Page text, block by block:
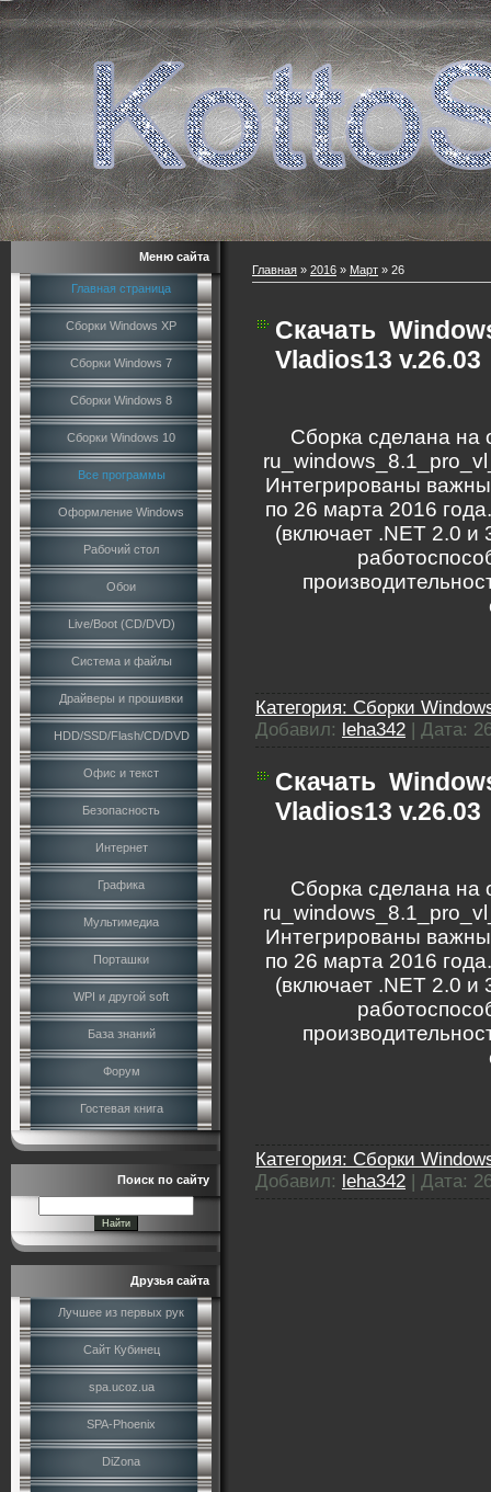
Меню сайта
Главная страница
Сборки Windows XP
Сборки Windows 7
Сборки Windows 8
Сборки Windows 10
Все программы
Оформление Windows
Рабочий стол
Обои
Live/Boot (CD/DVD)
Система и файлы
Драйверы и прошивки
HDD/SSD/Flash/CD/DVD
Офис и текст
Безопасность
Интернет
Графика
Мультимедиа
Порташки
WPI и другой soft
База знаний
Форум
Гостевая книга
Поиск по сайту
Друзья сайта
Лучшее из первых рук
Сайт Кубинец
spa.ucoz.ua
SPA-Phoenix
DiZona
Главная » 2016 » Март » 26
Скачать
Vladios13 v.26.03
Сборка сделана на
Интегрированы
по 26 марта 2016
(включает .NET 2.0 и
Категория: Сборки
Добавил: leha342 Дата:
Скачать
Vladios13 v.26.03
Сборка сделана на
Интегрированы
по 26 марта 2016
(включает .NET 2.0 и
Категория: Сборки
Добавил: leha342 Дата: